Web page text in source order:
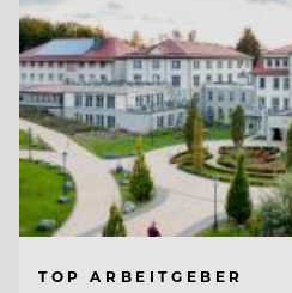
TOP ARBEITGEBER